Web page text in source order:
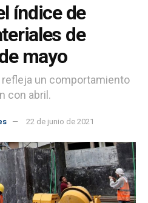
índice de
de
mayo
un comportamiento
con abril.
22 de junio de 2021